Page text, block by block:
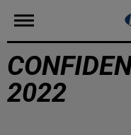
2022